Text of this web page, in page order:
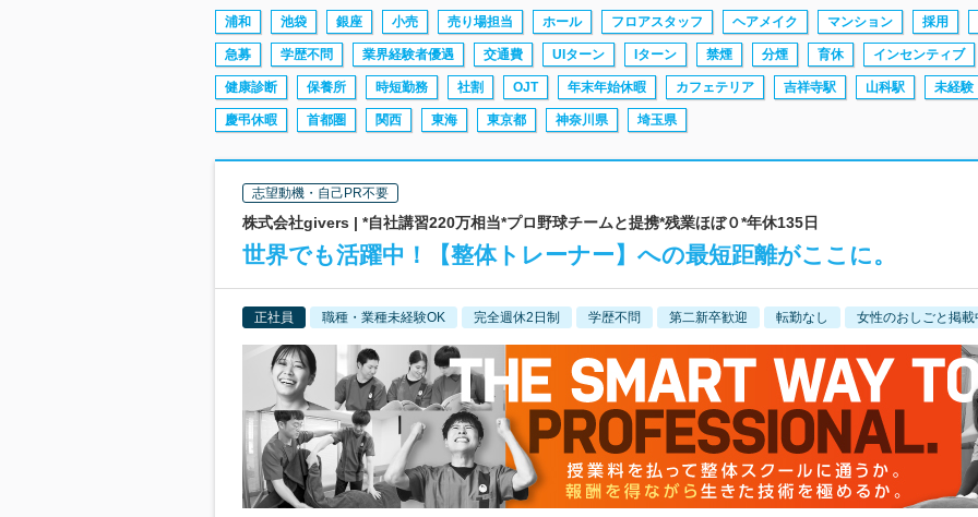
浦和 池袋 銀座 小売 売り場担当 ホール フロアスタッフ ヘアメイク マンション 採用
急募 学歴不問 業界経験者優遇 交通費 UIターン Iターン 禁煙 分煙 育休 インセンティブ
健康診断 保養所 時短勤務 社割 OJT 年末年始休暇 カフェテリア 吉祥寺駅 山科駅 未経験
慶弔休暇 首都圏 関西 東海 東京都 神奈川県 埼玉県
志望動機・自己PR不要
株式会社givers | *自社講習220万相当*プロ野球チームと提携*残業ほぼ０*年休135日
世界でも活躍中！【整体トレーナー】への最短距離がここに。
正社員 職種・業種未経験OK 完全週休2日制 学歴不問 第二新卒歓迎 転勤なし 女性のおしごと掲載